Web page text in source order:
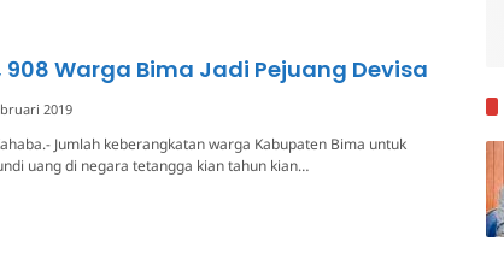
908 Warga Bima Jadi Pejuang Devisa
2019
Jumlah keberangkatan warga Kabupaten Bima untuk
uang di negara tetangga kian tahun kian…